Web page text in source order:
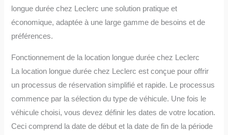
longue durée chez Leclerc une solution pratique et
économique, adaptée à une large gamme de besoins et de
préférences.
Fonctionnement de la location longue durée chez Leclerc
La location longue durée chez Leclerc est conçue pour offrir
un processus de réservation simplifié et rapide. Le processus
commence par la sélection du type de véhicule. Une fois le
véhicule choisi, vous devez définir les dates de votre location.
Ceci comprend la date de début et la date de fin de la période